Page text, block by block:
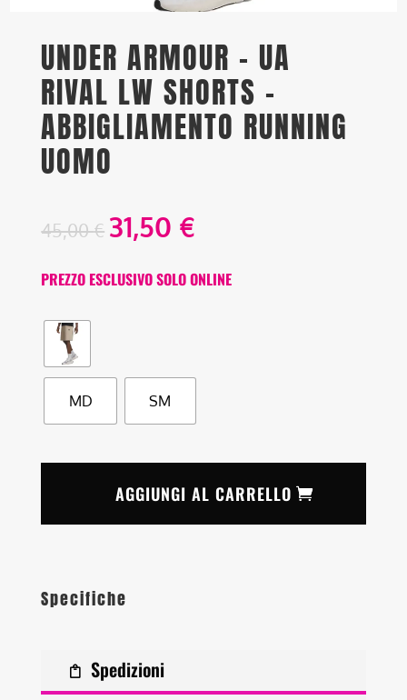
UNDER ARMOUR – UA
RIVAL LW SHORTS –
ABBIGLIAMENTO RUNNING
UOMO
45,00€ 31,50 €
PREZZO ESCLUSIVO SOLO ONLINE
MD SM
AGGIUNGI AL CARRELLO
Specifiche
Spedizioni